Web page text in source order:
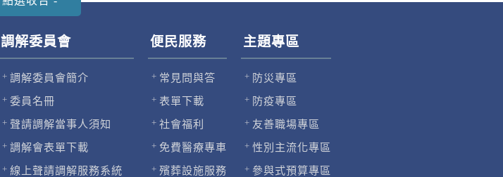
調解委員會
調解委員會簡介
委員名冊
聲請調解當事人須知
調解會表單下載
線上聲請調解服務系統
便民服務
常見問與答
表單下載
社會福利
免費醫療專車
殯葬設施服務
主題專區
防災專區
防疫專區
友善職場專區
性別主流化專區
參與式預算專區